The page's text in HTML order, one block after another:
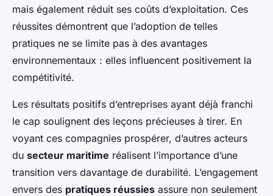
mais également réduit ses coûts d’exploitation. Ces
réussites démontrent que l’adoption de telles
pratiques ne se limite pas à des avantages
environnementaux : elles influencent positivement la
compétitivité.
Les résultats positifs d’entreprises ayant déjà franchi
le cap soulignent des leçons précieuses à tirer. En
voyant ces compagnies prospérer, d’autres acteurs
du secteur maritime réalisent l’importance d’une
transition vers davantage de durabilité. L’engagement
envers des pratiques réussies assure non seulement